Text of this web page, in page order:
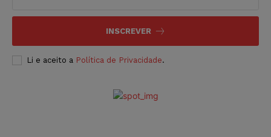
INSCREVER
Li e aceito a Política de Privacidade.